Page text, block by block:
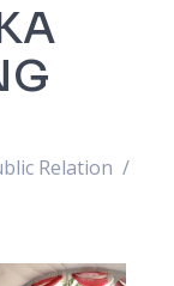
Relation /